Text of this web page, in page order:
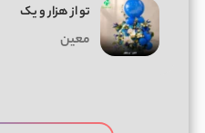
تو از هزار و یک
معین